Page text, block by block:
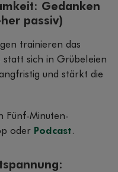
Gedanken
passiv)
trainieren das
sich in Grübeleien
und stärkt die
Fünf-Minuten-
oder Podcast.